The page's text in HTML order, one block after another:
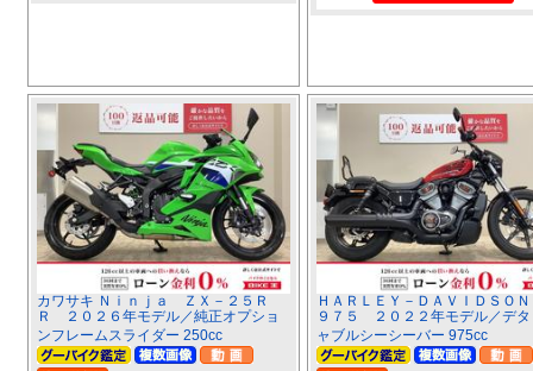
カワサキ Ｎｉｎｊａ ＺＸ－２５Ｒ
Ｒ ２０２６年モデル／純正オプショ
ンフレームスライダー 250cc
ＨＡＲＬＥＹ－ＤＡＶＩＤＳＯ
９７５ ２０２２年モデル／デタ
ャブルシーシーバー 975cc